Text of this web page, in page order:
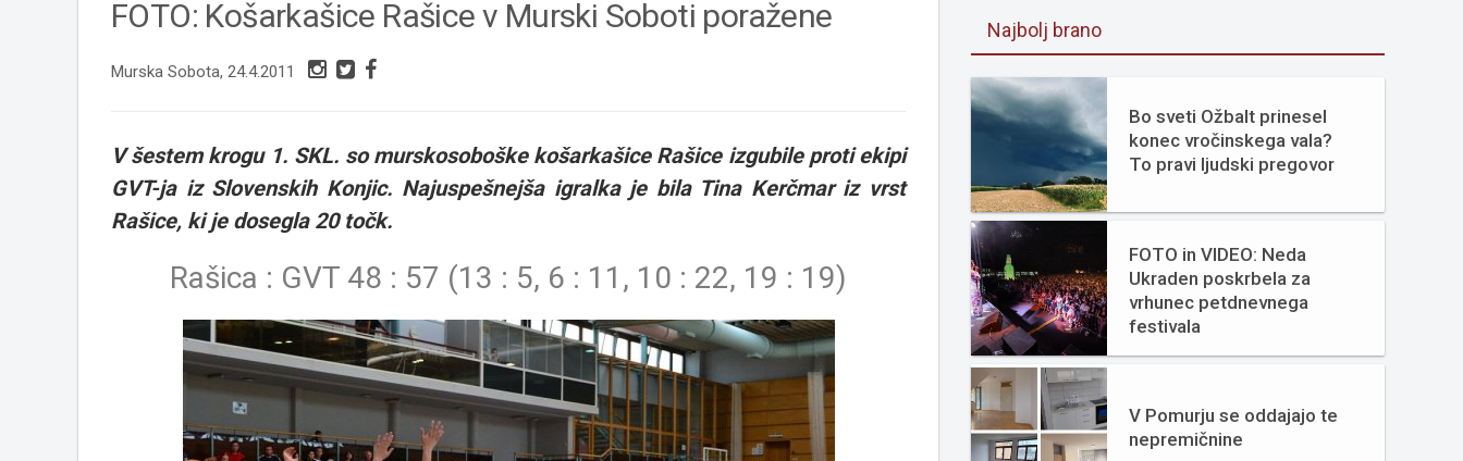
FOTO: Košarkašice Rašice v Murski Soboti poražene
Murska Sobota, 24.4.2011
V šestem krogu 1. SKL. so murskosoboške košarkašice Rašice izgubile proti ekipi
GVT-ja iz Slovenskih Konjic. Najuspešnejša igralka je bila Tina Kerčmar iz vrst
Rašice, ki je dosegla 20 točk.
Rašica : GVT 48 : 57 (13 : 5, 6 : 11, 10 : 22, 19 : 19)
Najbolj brano
Bo sveti Ožbalt prinesel
konec vročinskega vala?
To pravi ljudski pregovor
FOTO in VIDEO: Neda
Ukraden poskrbela za
vrhunec petdnevnega
festivala
V Pomurju se oddajajo te
nepremičnine